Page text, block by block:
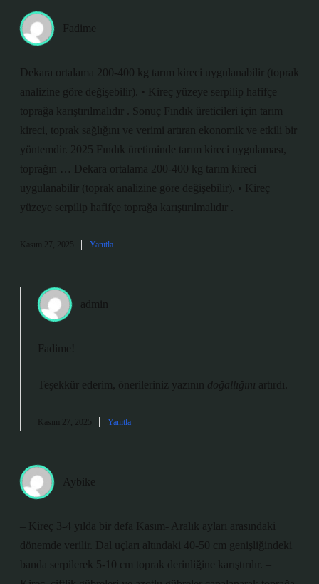
Fadime
Dekara ortalama 200-400 kg tarım kireci uygulanabilir (toprak
analizine göre değişebilir). • Kireç yüzeye serpilip hafifçe
toprağa karıştırılmalıdır . Sonuç Fındık üreticileri için tarım
kireci, toprak sağlığını ve verimi artıran ekonomik ve etkili bir
yöntemdir. 2025 Fındık üretiminde tarım kireci uygulaması,
toprağın … Dekara ortalama 200-400 kg tarım kireci
uygulanabilir (toprak analizine göre değişebilir). • Kireç
yüzeye serpilip hafifçe toprağa karıştırılmalıdır .
Kasım 27, 2025 Yanıtla
admin
Fadime!
Teşekkür ederim, önerileriniz yazının doğallığını artırdı.
Kasım 27, 2025 Yanıtla
Aybike
– Kireç 3-4 yılda bir defa Kasım- Aralık ayları arasındaki
dönemde verilir. Dal uçları altındaki 40-50 cm genişliğindeki
banda serpilerek 5-10 cm toprak derinliğine karıştırılır. –